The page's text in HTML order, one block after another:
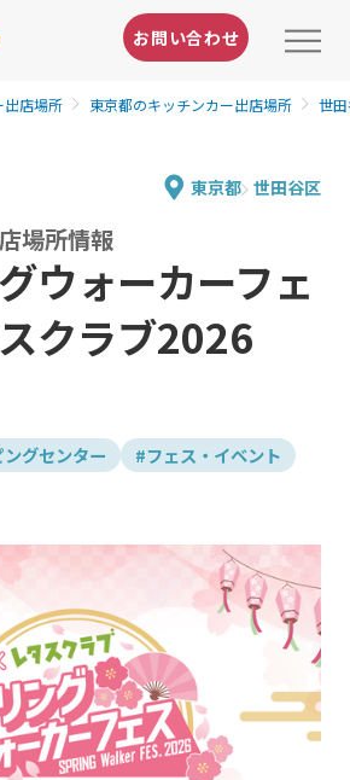
お問い合わせ
出店場所 東京都のキッチンカー出店場所 世
東京都 世田谷区
ウォーカーフェ
クラブ2026
場所情報
グセンター
#フェス・イベント